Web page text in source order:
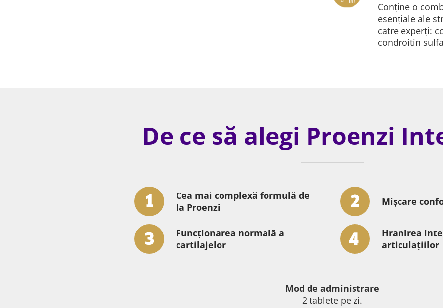
Conține o
esențiale ale
catre experți:
condroitin
De ce să alegi Proenzi
Cea mai complexă formulă de
la Proenzi
Mișcare
Funcționarea normală a
cartilajelor
Hranirea
articulațiilor
Mod de administrare
2 tablete pe zi.